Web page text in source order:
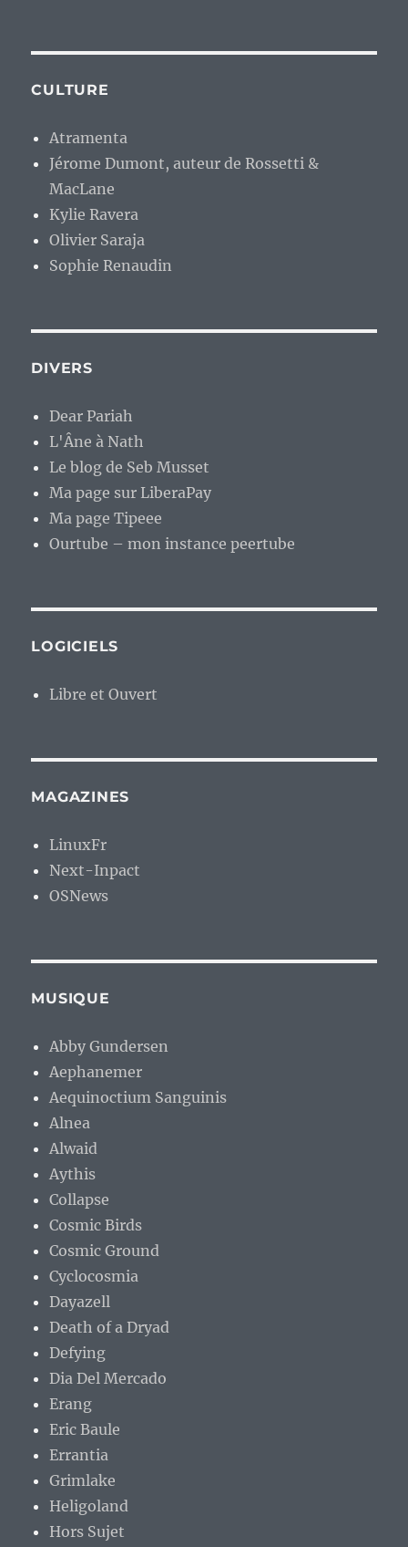
CULTURE
Atramenta
Jérome Dumont, auteur de Rossetti &
MacLane
Kylie Ravera
Olivier Saraja
Sophie Renaudin
DIVERS
Dear Pariah
L'Âne à Nath
Le blog de Seb Musset
Ma page sur LiberaPay
Ma page Tipeee
Ourtube – mon instance peertube
LOGICIELS
Libre et Ouvert
MAGAZINES
LinuxFr
Next-Inpact
OSNews
MUSIQUE
Abby Gundersen
Aephanemer
Aequinoctium Sanguinis
Alnea
Alwaid
Aythis
Collapse
Cosmic Birds
Cosmic Ground
Cyclocosmia
Dayazell
Death of a Dryad
Defying
Dia Del Mercado
Erang
Eric Baule
Errantia
Grimlake
Heligoland
Hors Sujet